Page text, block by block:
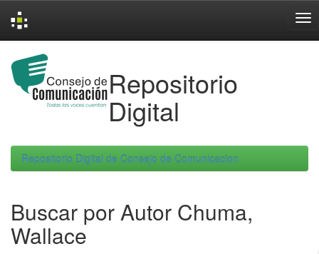
navigation
Repositorio
Digital
Repositorio Digital de Consejo de Comunicacion
Buscar por Autor Chuma,
Wallace